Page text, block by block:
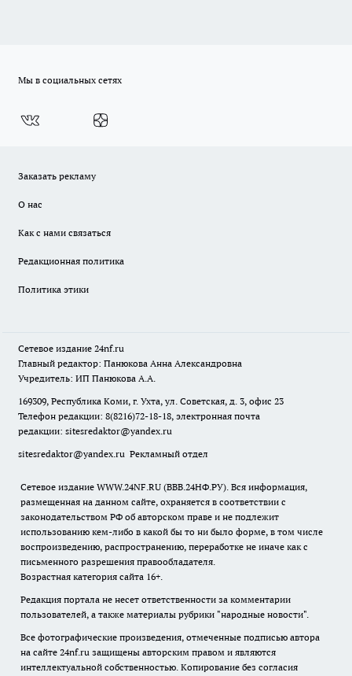
Мы в социальных сетях
Заказать рекламу
О нас
Как с нами связаться
Редакционная политика
Политика этики
Сетевое издание 24nf.ru
Главный редактор: Панюкова Анна Александровна
Учредитель: ИП Панюкова А.А.
169309, Республика Коми, г. Ухта, ул. Советская, д. 3, офис 23
Телефон редакции: 8(8216)72-18-18, электронная почта
редакции: sitesredaktor@yandex.ru
sitesredaktor@yandex.ru Рекламный отдел
Сетевое издание WWW.24NF.RU (ВВВ.24НФ.РУ). Вся информация,
размещенная на данном сайте, охраняется в соответствии с
законодательством РФ об авторском праве и не подлежит
использованию кем-либо в какой бы то ни было форме, в том числе
воспроизведению, распространению, переработке не иначе как с
письменного разрешения правообладателя.
Возрастная категория сайта 16+.
Редакция портала не несет ответственности за комментарии
пользователей, а также материалы рубрики "народные новости".
Все фотографические произведения, отмеченные подписью автора
на сайте 24nf.ru защищены авторским правом и являются
интеллектуальной собственностью. Копирование без согласия